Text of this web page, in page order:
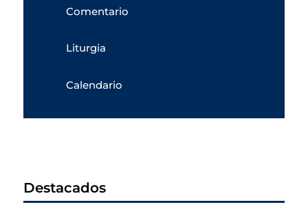
Comentario
Liturgia
Calendario
Destacados